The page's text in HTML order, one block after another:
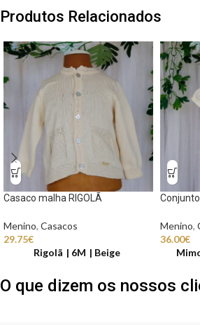
Produtos Relacionados
Casaco malha RIGOLÃ
Menino, Casacos
29.75€
Rigolã
6M Beige
Menino,
36.00€
O que dizem os nossos